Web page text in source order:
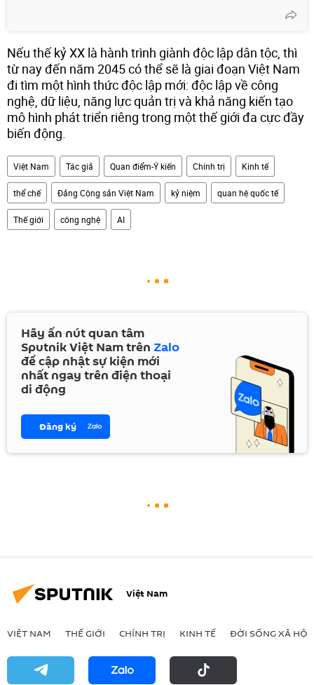
Nếu thế kỷ XX là hành trình giành độc lập dân tộc, thì
từ nay đến năm 2045 có thể sẽ là giai đoạn Việt Nam
đi tìm một hình thức độc lập mới: độc lập về công
nghệ, dữ liệu, năng lực quản trị và khả năng kiến tạo
mô hình phát triển riêng trong một thế giới đa cực đầy
biến động.
Việt Nam Tác giả Quan điểm-Ý kiến Chính trị Kinh tế
thể chế Đảng Cộng sản Việt Nam kỷ niệm quan hệ quốc tế
Thế giới công nghệ AI
Hãy ấn nút quan tâm
Sputnik Việt Nam trên Zalo
để cập nhật sự kiện mới
nhất ngay trên điện thoại
di động
Đăng ký
Việt Nam
VIỆT NAM THẾ GIỚI CHÍNH TRỊ KINH TẾ ĐỜI SỐNG XÃ HỘI